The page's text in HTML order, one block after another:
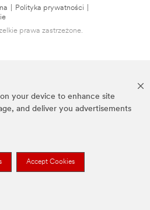
your device to enhance site
and deliver you advertisements
Accept Cookies
Polityka prywatności
prawa zastrzeżone.
są znakami towarowymi firmy 3M.